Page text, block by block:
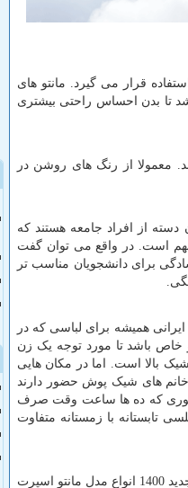
قرار می گیرد. مانتو های
تا بدن احساس راحتی بیشتری
معمولا از رنگ های روشن در
از افراد جامعه هستند که
است. در واقع می توان گفت
برای دانشجویان مناسب تر
همیشه برای لباسی که در
خاص باشد تا مورد توجه یک زن
بالا است. اما در مکان هایی
های شیک پوش حضور دارند
طوری که ده ها ساعت وقت صرف
با زمستانه متفاوت
مانتوی از پر مصرف ترین و پرطرفدارترین مانتو در بین دختران و زنان ایرانی می باشد. با نزدیک شدن به سال جدید 1400 انواع مدل مانتو اسپرت